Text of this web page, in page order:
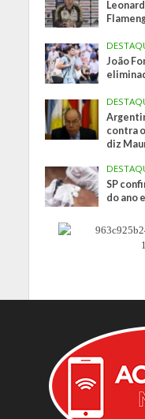
João
contra
diz
SP
do ano